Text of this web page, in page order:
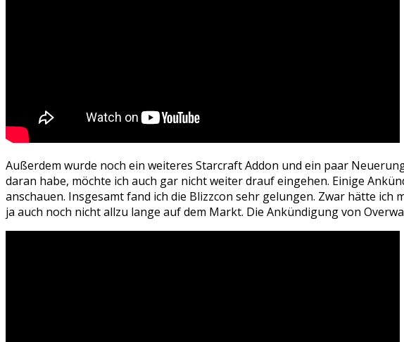
Außerdem wurde noch ein weiteres Starcraft Addon und ein paar
daran habe, möchte ich auch gar nicht weiter drauf eingehen. Einige
anschauen. Insgesamt fand ich die Blizzcon sehr gelungen. Zwar hätte
ja auch noch nicht allzu lange auf dem Markt. Die Ankündigung von